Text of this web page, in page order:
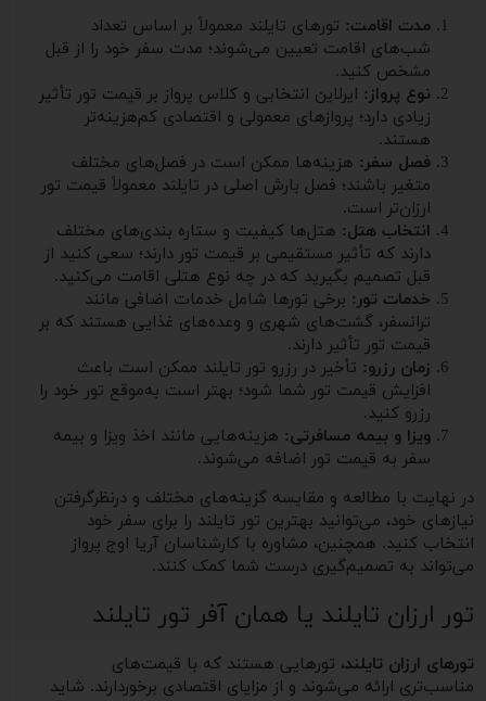
مدت اقامت: تورهای تایلند معمولاً بر اساس تعداد
شب‌های اقامت تعیین می‌شوند؛ مدت سفر خود را از قبل
مشخص کنید.
نوع پرواز: ایرلاین انتخابی و کلاس پرواز بر قیمت تور تأثیر
زیادی دارد؛ پروازهای معمولی و اقتصادی کم‌هزینه‌تر
هستند.
فصل سفر: هزینه‌ها ممکن است در فصل‌های مختلف
متغیر باشند؛ فصل بارش اصلی در تایلند معمولاً قیمت تور
ارزان‌تر است.
انتخاب هتل: هتل‌ها کیفیت و ستاره بندی‌های مختلف
دارند که تأثیر مستقیمی بر قیمت تور دارند؛ سعی کنید از
قبل تصمیم بگیرید که در چه نوع هتلی اقامت می‌کنید.
خدمات تور: برخی تورها شامل خدمات اضافی مانند
ترانسفر، گشت‌های شهری و وعده‌های غذایی هستند که بر
قیمت تور تأثیر دارند.
زمان رزرو: تأخیر در رزرو تور تایلند ممکن است باعث
افزایش قیمت تور شما شود؛ بهتر است به‌موقع تور خود را
رزرو کنید.
ویزا و بیمه مسافرتی: هزینه‌هایی مانند اخذ ویزا و بیمه
سفر به قیمت تور اضافه می‌شوند.
در نهایت با مطالعه و مقایسه گزینه‌های مختلف و درنظرگرفتن
نیازهای خود، می‌توانید بهترین تور تایلند را برای سفر خود
انتخاب کنید. همچنین، مشاوره با کارشناسان آریا اوج پرواز
می‌تواند به تصمیم‌گیری درست شما کمک کنند.
تور ارزان تایلند یا همان آفر تور تایلند
تورهای ارزان تایلند، تورهایی هستند که با قیمت‌های
مناسب‌تری ارائه می‌شوند و از مزایای اقتصادی برخوردارند. شاید